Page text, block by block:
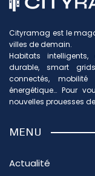
Cityramag est le
villes de demain.
Habitats
durable, smart
connectés, mobilité
énergétique… Pour
nouvelles prouesses
MENU
Actualité